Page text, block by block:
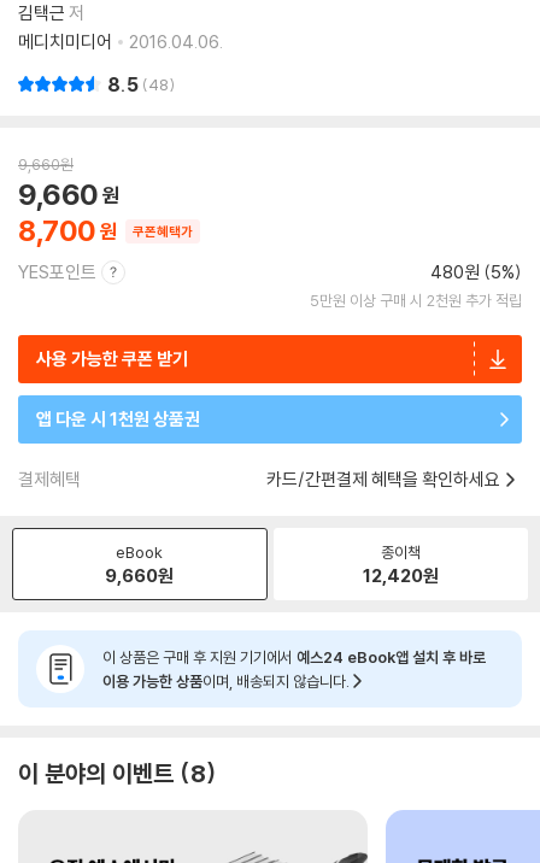
김택근 저
메디치미디어
2016.04.06.
8.5 48
9,660원
8,700
9,660
쿠폰혜택가
YES포인트 480원 (5%)
5만원 이상 구매 시 2천원 추가 적립
사용 가능한 쿠폰 받기
앱 다운 시 1천원 상품권
결제혜택 카드/간편결제 혜택을 확인하세요
eBook
9,660원
종이책
12,420원
이 상품은 구매 후 지원 기기에서 예스24 eBook앱 설치 후 바로
이용 가능한 상품이며, 배송되지 않습니다.
이 분야의 이벤트 8